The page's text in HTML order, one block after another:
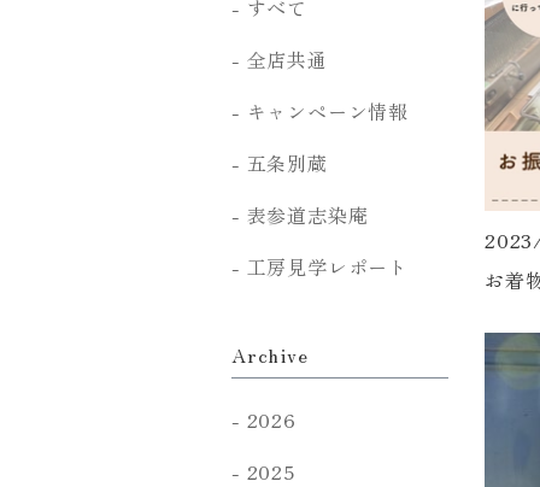
お着
すべて
全店共通
キャンペーン情報
五条別蔵
表参道志染庵
工房見学レポート
Archive
2026
2025